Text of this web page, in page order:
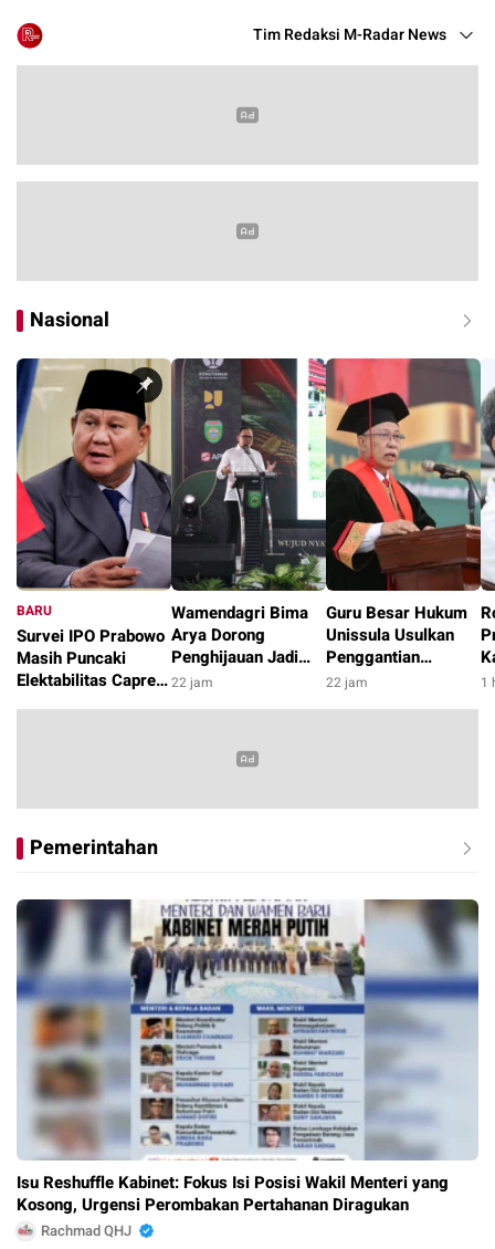
Tim Redaksi M-Radar News
Nasional
BARU
Survei IPO Prabowo
Masih Puncaki
Elektabilitas Capres
dengan 23,4 Persen
3 jam
Wamendagri Bima
Arya Dorong
Penghijauan Jadi
Gerakan
22 jam
Guru Besar Hukum
Unissula Usulkan
Penggantian
Terminologi RUU
22 jam 1
Pemerintahan
Isu Reshuffle Kabinet: Fokus Isi Posisi Wakil Menteri yang
Kosong, Urgensi Perombakan Pertahanan Diragukan
Rachmad QHJ